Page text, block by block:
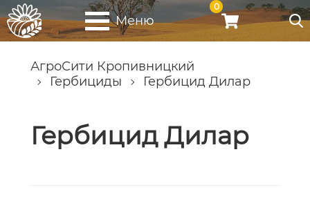
Меню
0
АгроСити Кропивницкий
Гербициды
Гербицид Дилар
Гербицид Дилар